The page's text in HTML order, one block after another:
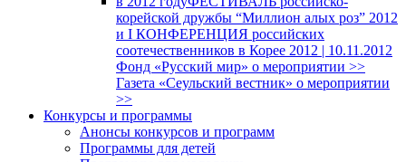
корейской дружбы “Миллион алых роз” 2012
и I КОНФЕРЕНЦИЯ российских
соотечественников в Корее 2012 | 10.11.2012
Фонд «Русский мир» о мероприятии >>
Газета «Сеульский вестник» о мероприятии
>>
Конкурсы и программы
Анонсы конкурсов и программ
Программы для детей